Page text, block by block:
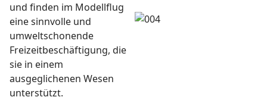
und finden im Modellflug
eine sinnvolle und
umweltschonende
Freizeitbeschäftigung, die
sie in einem
ausgeglichenen Wesen
unterstützt.